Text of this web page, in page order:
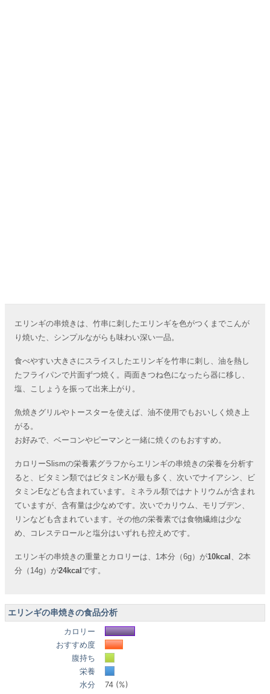
エリンギの串焼きは、竹串に刺したエリンギを色がつくまでこんが
り焼いた、シンプルながらも味わい深い一品。
食べやすい大きさにスライスしたエリンギを竹串に刺し、油を熱し
たフライパンで片面ずつ焼く。両面きつね色になったら器に移し、
塩、こしょうを振って出来上がり。
魚焼きグリルやトースターを使えば、油不使用でもおいしく焼き上
がる。
お好みで、ベーコンやピーマンと一緒に焼くのもおすすめ。
カロリーSlismの栄養素グラフからエリンギの串焼きの栄養を分析す
ると、ビタミン類ではビタミンKが最も多く、次いでナイアシン、ビ
タミンEなども含まれています。ミネラル類ではナトリウムが含まれ
ていますが、含有量は少なめです。次いでカリウム、モリブデン、
リンなども含まれています。その他の栄養素では食物繊維は少な
め、コレステロールと塩分はいずれも控えめです。
エリンギの串焼きの重量とカロリーは、1本分（6g）が10kcal 、2本
分（14g）が24kcal です。
エリンギの串焼きの食品分析
カロリー
おすすめ度
腹持ち
栄養
水分
74 (%)